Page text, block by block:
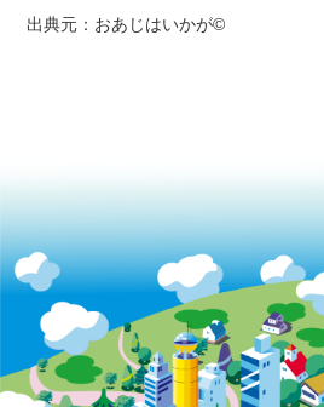
出典元：おあじはいかが©